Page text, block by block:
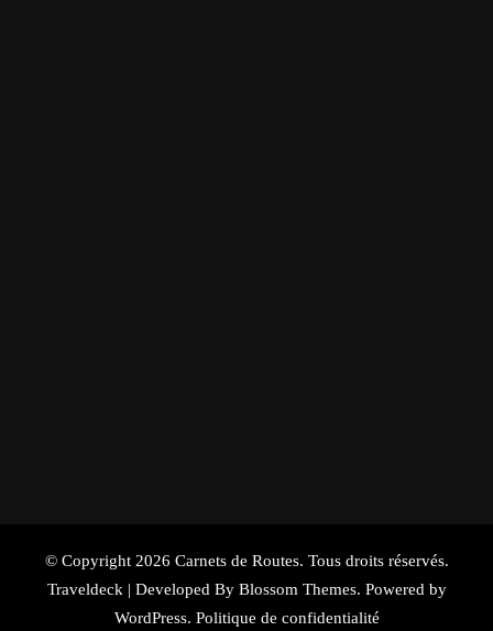
© Copyright 2026 Carnets de Routes. Tous droits réservés.
Traveldeck | Developed By Blossom Themes. Powered by
WordPress. Politique de confidentialité